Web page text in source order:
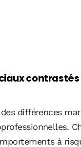
contrastés
différences
à